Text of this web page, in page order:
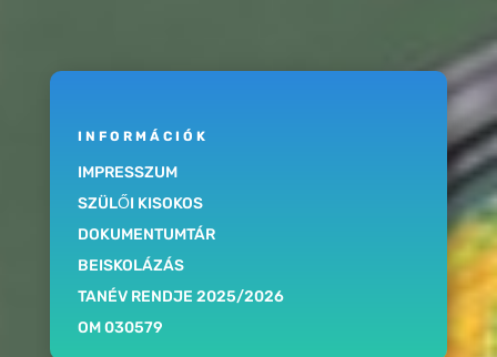
INFORMÁCIÓK
IMPRESSZUM
SZÜLŐI KISOKOS
DOKUMENTUMTÁR
BEISKOLÁZÁS
TANÉV RENDJE 2025/2026
OM 030579